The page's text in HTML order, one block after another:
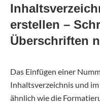
erstellen –
Überschriften
Das Einfügen einer
Inhaltsverzeichnis und
ähnlich wie die